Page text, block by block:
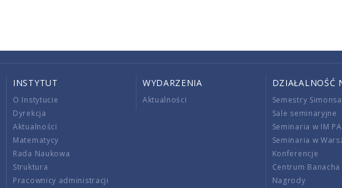
INSTYTUT
O Instytucie
Dyrekcja
Aktualności
Matematycy
Rada Naukowa
Struktura
Pracownicy administracji
WYDARZENIA
Aktualności
DZIAŁALNOŚĆ
Semestry
Sale seminaryjne
Seminaria w IM
Seminaria w
Konferencje
Centrum Banacha
Nagrody